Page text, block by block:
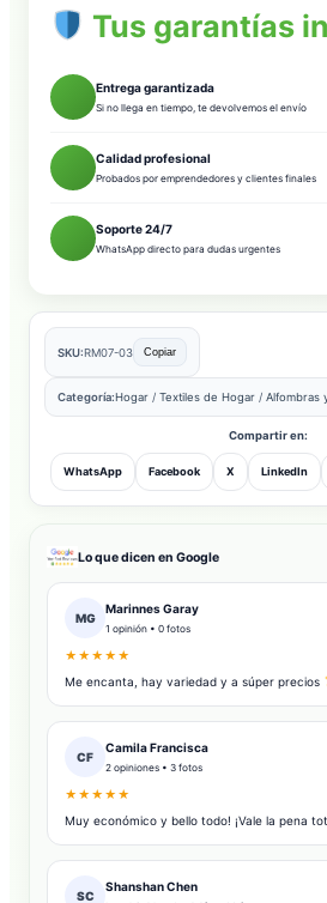
Tus garantías
Entrega garantizada
Si no llega en tiempo, te devolvemos el envío
Calidad profesional
Probados por emprendedores y clientes finales
Soporte 24/7
WhatsApp directo para dudas urgentes
SKU:RM07-03 Copiar
Categoría:Hogar / Textiles de Hogar / Alfombras
Compartir en:
WhatsApp Facebook X LinkedIn
Lo que dicen en Google
MG
Marinnes Garay
1 opinión • 0 fotos
★★★★★
Me encanta, hay variedad y a súper precios
CF
Camila Francisca
2 opiniones • 3 fotos
★★★★★
Muy económico y bello todo! ¡Vale la pena
SC
Shanshan Chen